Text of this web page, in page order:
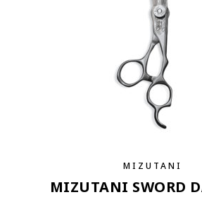
MIZUTANI
MIZUTANI SWORD